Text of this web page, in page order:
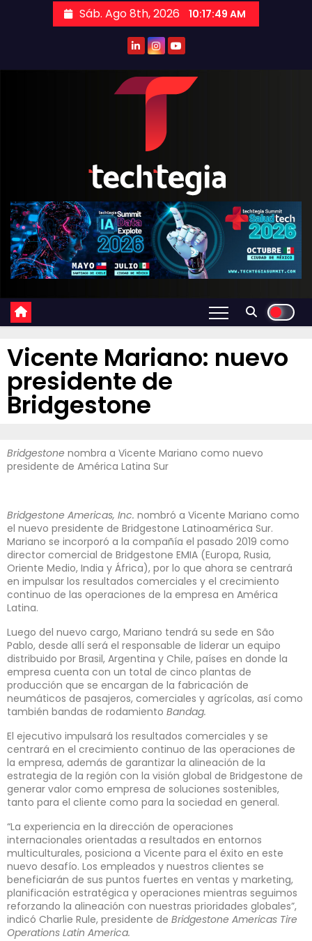
Sáb. Ago 8th, 2026 10:17:49 AM
Vicente Mariano: nuevo
presidente de
Bridgestone
Bridgestone nombra a Vicente Mariano como nuevo
presidente de América Latina Sur
Bridgestone Americas, Inc. nombró a Vicente Mariano como
el nuevo presidente de Bridgestone Latinoamérica Sur.
Mariano se incorporó a la compañía el pasado 2019 como
director comercial de Bridgestone EMIA (Europa, Rusia,
Oriente Medio, India y África), por lo que ahora se centrará
en impulsar los resultados comerciales y el crecimiento
continuo de las operaciones de la empresa en América
Latina.
Luego del nuevo cargo, Mariano tendrá su sede en São
Pablo, desde allí será el responsable de liderar un equipo
distribuido por Brasil, Argentina y Chile, países en donde la
empresa cuenta con un total de cinco plantas de
producción que se encargan de la fabricación de
neumáticos de pasajeros, comerciales y agrícolas, así como
también bandas de rodamiento Bandag.
El ejecutivo impulsará los resultados comerciales y se
centrará en el crecimiento continuo de las operaciones de
la empresa, además de garantizar la alineación de la
estrategia de la región con la visión global de Bridgestone de
generar valor como empresa de soluciones sostenibles,
tanto para el cliente como para la sociedad en general.
“La experiencia en la dirección de operaciones
internacionales orientadas a resultados en entornos
multiculturales, posiciona a Vicente para el éxito en este
nuevo desafío. Los empleados y nuestros clientes se
beneficiarán de sus puntos fuertes en ventas y marketing,
planificación estratégica y operaciones mientras seguimos
reforzando la alineación con nuestras prioridades globales”,
indicó Charlie Rule, presidente de Bridgestone Americas Tire
Operations Latin America.